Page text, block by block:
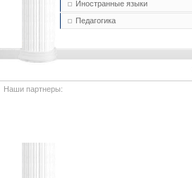
Иностранные языки
Педагогика
Наши партнеры: